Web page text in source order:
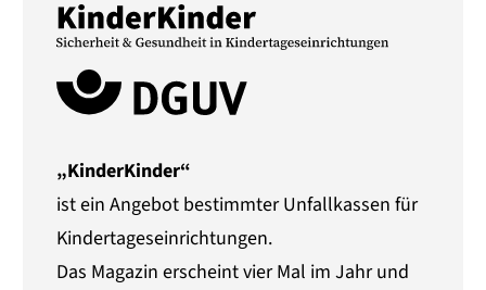
„KinderKinder“
ist ein Angebot bestimmter Unfallkassen für
Kindertageseinrichtungen.
Das Magazin erscheint vier Mal im Jahr und